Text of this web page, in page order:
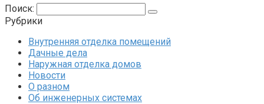
Поиск:
Рубрики
Внутренняя отделка помещений
Дачные дела
Наружная отделка домов
Новости
О разном
Об инженерных системах